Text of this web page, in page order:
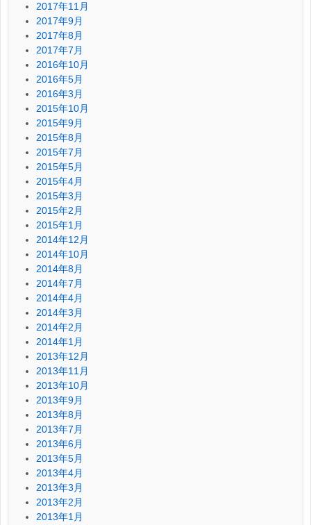
2017年11月
2017年9月
2017年8月
2017年7月
2016年10月
2016年5月
2016年3月
2015年10月
2015年9月
2015年8月
2015年7月
2015年5月
2015年4月
2015年3月
2015年2月
2015年1月
2014年12月
2014年10月
2014年8月
2014年7月
2014年4月
2014年3月
2014年2月
2014年1月
2013年12月
2013年11月
2013年10月
2013年9月
2013年8月
2013年7月
2013年6月
2013年5月
2013年4月
2013年3月
2013年2月
2013年1月